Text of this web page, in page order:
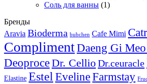
Соль для ванны (1)
Бренды
Aravia Bioderma bubchen Cafe Mimi
ComplimentDaeng Gi
DeoproceDr. CellioDr.ceuracle
Elastine Estel EvelineFarmstay